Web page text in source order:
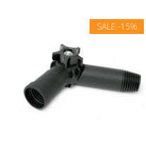
SALE -15%